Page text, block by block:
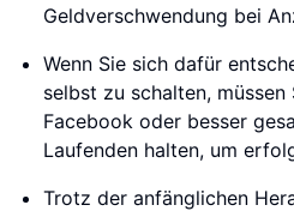
Geldverschwendung bei
Wenn Sie sich dafür
selbst zu schalten,
Facebook oder besser
Laufenden halten, um
Trotz der anfänglichen